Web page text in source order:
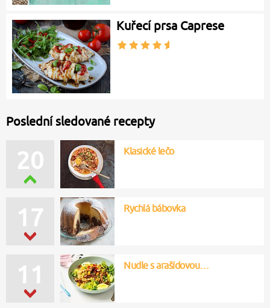
Kuřecí prsa Caprese
Poslední sledované recepty
20 Klasické lečo
17 Rychlá bábovka
11 Nudle s arašídovou…